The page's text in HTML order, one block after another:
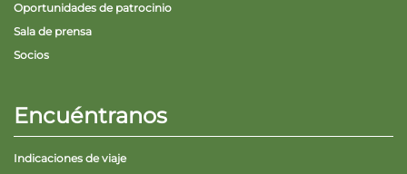
Oportunidades de patrocinio
Sala de prensa
Socios
Encuéntranos
Indicaciones de viaje